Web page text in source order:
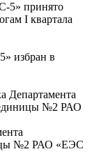
5» принято
I квартала
избран в
Департамента
единицы №2 РАО
№2 РАО «ЕЭС